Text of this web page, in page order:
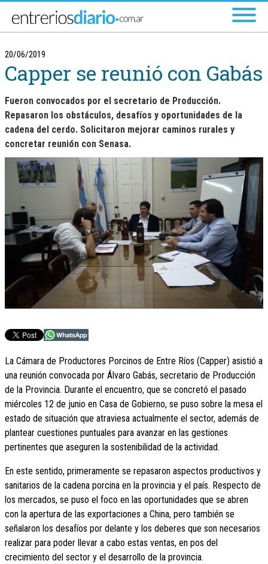
20/06/2019
Capper se reunió con Gabás
Fueron convocados por el secretario de Producción.
Repasaron los obstáculos, desafíos y oportunidades de la
cadena del cerdo. Solicitaron mejorar caminos rurales y
concretar reunión con Senasa.
La Cámara de Productores Porcinos de Entre Ríos (Capper) asistió a
una reunión convocada por Álvaro Gabás, secretario de Producción
de la Provincia. Durante el encuentro, que se concretó el pasado
miércoles 12 de junio en Casa de Gobierno, se puso sobre la mesa el
estado de situación que atraviesa actualmente el sector, además de
plantear cuestiones puntuales para avanzar en las gestiones
pertinentes que aseguren la sostenibilidad de la actividad.
En este sentido, primeramente se repasaron aspectos productivos y
sanitarios de la cadena porcina en la provincia y el país. Respecto de
los mercados, se puso el foco en las oportunidades que se abren
con la apertura de las exportaciones a China, pero también se
señalaron los desafíos por delante y los deberes que son necesarios
realizar para poder llevar a cabo estas ventas, en pos del
crecimiento del sector y el desarrollo de la provincia.